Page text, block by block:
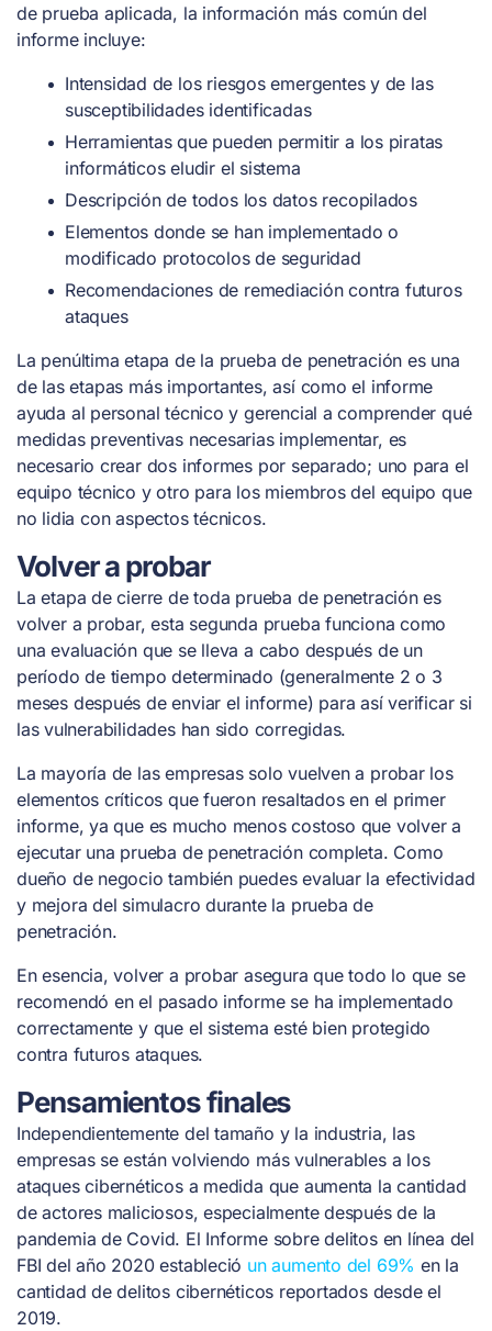
de prueba aplicada, la información más común del
informe incluye:
Intensidad de los riesgos emergentes y de las
susceptibilidades identificadas
Herramientas que pueden permitir a los piratas
informáticos eludir el sistema
Descripción de todos los datos recopilados
Elementos donde se han implementado o
modificado protocolos de seguridad
Recomendaciones de remediación contra futuros
ataques
La penúltima etapa de la prueba de penetración es una
de las etapas más importantes, así como el informe
ayuda al personal técnico y gerencial a comprender qué
medidas preventivas necesarias implementar, es
necesario crear dos informes por separado; uno para el
equipo técnico y otro para los miembros del equipo que
no lidia con aspectos técnicos.
Volver a probar
La etapa de cierre de toda prueba de penetración es
volver a probar, esta segunda prueba funciona como
una evaluación que se lleva a cabo después de un
período de tiempo determinado (generalmente 2 o 3
meses después de enviar el informe) para así verificar si
las vulnerabilidades han sido corregidas.
La mayoría de las empresas solo vuelven a probar los
elementos críticos que fueron resaltados en el primer
informe, ya que es mucho menos costoso que volver a
ejecutar una prueba de penetración completa. Como
dueño de negocio también puedes evaluar la efectividad
y mejora del simulacro durante la prueba de
penetración.
En esencia, volver a probar asegura que todo lo que se
recomendó en el pasado informe se ha implementado
correctamente y que el sistema esté bien protegido
contra futuros ataques.
Pensamientos finales
Independientemente del tamaño y la industria, las
empresas se están volviendo más vulnerables a los
ataques cibernéticos a medida que aumenta la cantidad
de actores maliciosos, especialmente después de la
pandemia de Covid. El Informe sobre delitos en línea del
FBI del año 2020 estableció un aumento del 69% en la
cantidad de delitos cibernéticos reportados desde el
2019.